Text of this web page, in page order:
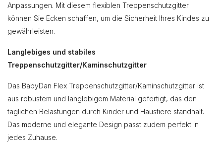
Anpassungen. Mit diesem flexiblen Treppenschutzgitter
können Sie Ecken schaffen, um die Sicherheit Ihres Kindes zu
gewährleisten.
Langlebiges und stabiles
Treppenschutzgitter/Kaminschutzgitter
Das BabyDan Flex Treppenschutzgitter/Kaminschutzgitter ist
aus robustem und langlebigem Material gefertigt, das den
täglichen Belastungen durch Kinder und Haustiere standhält.
Das moderne und elegante Design passt zudem perfekt in
jedes Zuhause.